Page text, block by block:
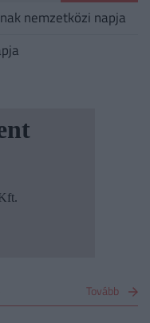
nemzetközi napja
Tovább